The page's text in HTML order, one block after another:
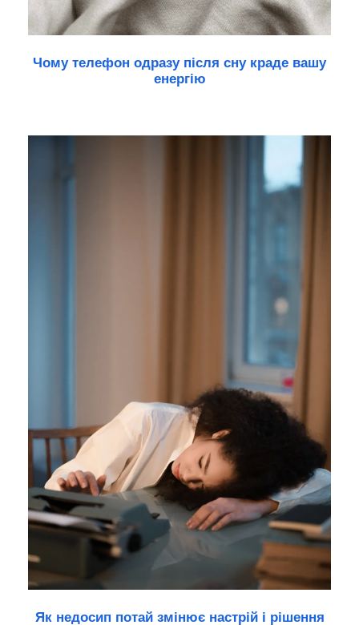
Чому телефон одразу після сну краде вашу
енергію
Як недосип потай змінює настрій і рішення